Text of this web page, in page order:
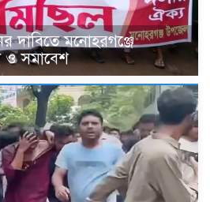
দাবিতে মনোহরগঞ্জে
ও সমাবেশ